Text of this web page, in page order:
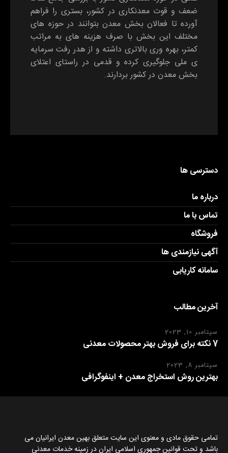
ضعف و قوت معدنکاری در کشور، بستری را فراهم
آورده تا فعالان بخش معدن بتوانند در حوزه های
مختلف این بخش با صرف هزینه های به مراتب
کمتر، بهره وری بالاتری داشته و از هدر رفت سرمایه
ی ملی جلوگیری کرده و قدمی در راستای اعتلای
بخش معدن در کشور بردارند.
دسترسی ها
درباره ما
تماس با ما
فروشگاه
آگهی نیازمندی ها
سامانه کاریابی
آخرین مطالب
سپتامبر 10, 2023
7 نکته برای فروش بهتر محصولات معدنی
سپتامبر 8, 2023
بهترین روش استخراج معدن + اینفوگرافی
تمامی حقوق مادی و معنوی این سایت متعلق بهین معدن ایرانیان می
باشد و تحت قوانین جمهوری اسلامی ایران در زمینه خدمات معدنی